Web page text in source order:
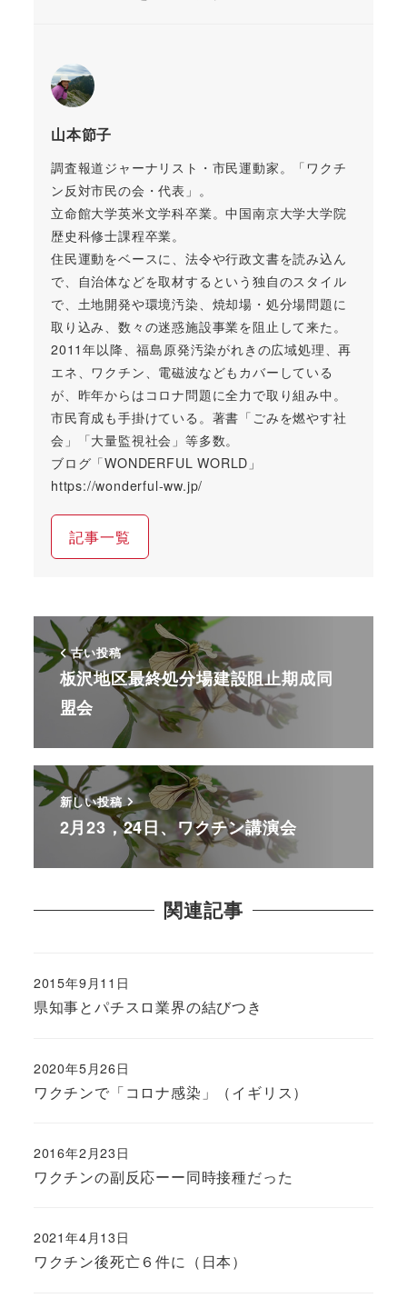
山本節子
調査報道ジャーナリスト・市民運動家。「ワクチ
ン反対市民の会・代表」。
立命館大学英米文学科卒業。中国南京大学大学院
歴史科修士課程卒業。
住民運動をベースに、法令や行政文書を読み込ん
で、自治体などを取材するという独自のスタイル
で、土地開発や環境汚染、焼却場・処分場問題に
取り込み、数々の迷惑施設事業を阻止して来た。
2011年以降、福島原発汚染がれきの広域処理、再
エネ、ワクチン、電磁波などもカバーしている
が、昨年からはコロナ問題に全力で取り組み中。
市民育成も手掛けている。著書「ごみを燃やす社
会」「大量監視社会」等多数。
ブログ「WONDERFUL WORLD」
https://wonderful-ww.jp/
記事一覧
古い投稿
板沢地区最終処分場建設阻止期成同
盟会
新しい投稿
2月23，24日、ワクチン講演会
関連記事
県知事とパチスロ業界の結びつき
2015年9月11日
ワクチンで「コロナ感染」（イギリス）
2020年5月26日
ワクチンの副反応ーー同時接種だった
2016年2月23日
ワクチン後死亡６件に（日本）
2021年4月13日